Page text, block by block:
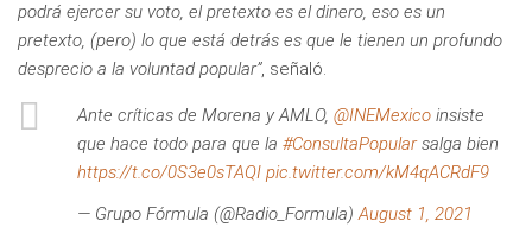
podrá ejercer su voto, el pretexto es el dinero, eso es un
pretexto, (pero) lo que está detrás es que le tienen un profundo
desprecio a la voluntad popular”, señaló.
Ante críticas de Morena y AMLO, @INEMexico insiste
que hace todo para que la #ConsultaPopularsalga bien
https://t.co/0S3e0sTAQI pic.twitter.com/kM4qACRdF9
— Grupo Fórmula (@Radio_Formula)August 1, 2021